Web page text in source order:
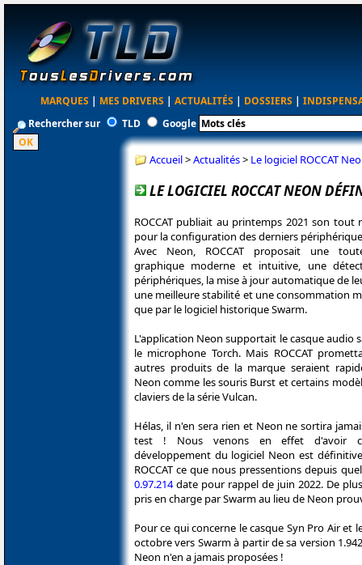
MARQUES | MES DRIVERS | ACTUALITÉS | DOSSIERS |
Rechercher sur
TLD Google
Accueil>Actualités> Le logiciel ROCCAT
LE LOGICIEL ROCCAT NEON
ROCCAT publiait au printemps 2021 son
pour la configuration des derniers
Avec Neon, ROCCAT proposait une
graphique moderne et intuitive, une
périphériques, la mise à jour automatique de
une meilleure stabilité et une consommation
que par le logiciel historique Swarm.
L'application Neon supportait le casque audio
le microphone Torch. Mais ROCCAT
autres produits de la marque seraient
Neon comme les souris Burst et certains
claviers de la série Vulcan.
Hélas, il n'en sera rien et Neon ne sortira
test ! Nous venons en effet d'avoir
développement du logiciel Neon est
ROCCAT ce que nous pressentions depuis
0.97.214date pour rappel de juin 2022. De
pris en charge par Swarm au lieu de Neon
Pour ce qui concerne le casque Syn Pro Air et
octobre vers Swarm à partir de sa version
Neon n'en a jamais proposées !